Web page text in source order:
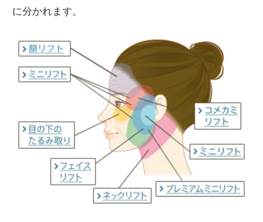
に分かれます。